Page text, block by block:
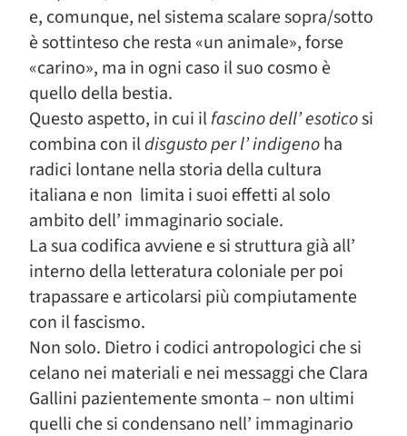
e, comunque, nel sistema scalare sopra/sotto
è sottinteso che resta «un animale», forse
«carino», ma in ogni caso il suo cosmo è
quello della bestia.
Questo aspetto, in cui ilfascino dell’ esoticosi
combina con ildisgusto per l’ indigenoha
radici lontane nella storia della cultura
italiana e non limita i suoi effetti al solo
ambito dell’ immaginario sociale.
La sua codifica avviene e si struttura già all’
interno della letteratura coloniale per poi
trapassare e articolarsi più compiutamente
con il fascismo.
Non solo. Dietro i codici antropologici che si
celano nei materiali e nei messaggi che Clara
Gallini pazientemente smonta – non ultimi
quelli che si condensano nell’ immaginario